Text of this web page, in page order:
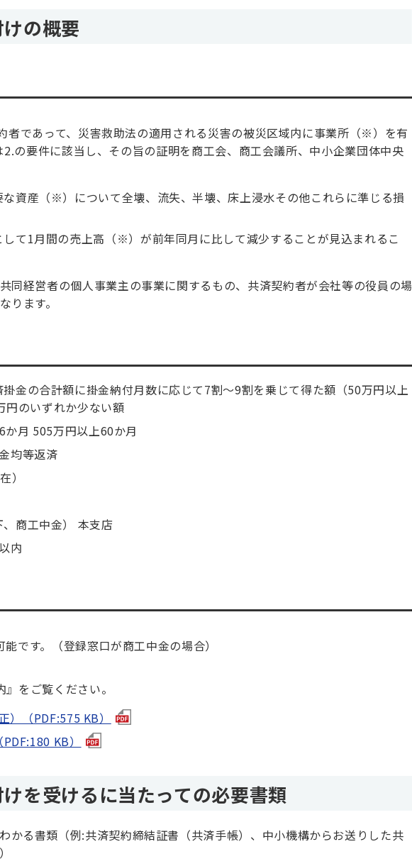
の概要
者であって、災害救助法の適用される災害の被災区域内に事業所（※）を有
の要件に該当し、その旨の証明を商工会、商工会議所、中小企業団体中央
資産（※）について全壊、流失、半壊、床上浸水その他これらに準じる損
て1月間の売上高（※）が前年同月に比して減少することが見込まれるこ
同経営者の個人事業主の事業に関するもの、共済契約者が会社等の役員の場
ります。
金の合計額に掛金納付月数に応じて7割～9割を乗じて得た額（50万円以上
円のいずれか少ない額
月 505万円以上60か月
均等返済
）
商工中金） 本支店
内
です。（登録窓口が商工中金の場合）
をご覧ください。
（PDF:575 KB）
KB）
を受けるに当たっての必要書類
かる書類（例:共済契約締結証書（共済手帳）、中小機構からお送りした共